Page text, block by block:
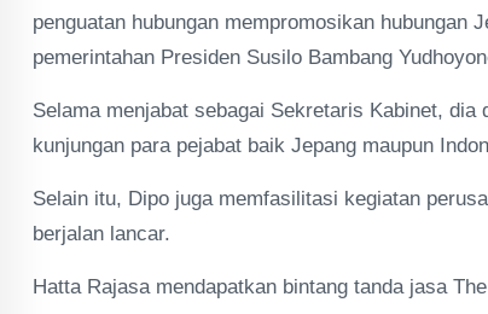
penguatan hubungan mempromosikan hubungan
pemerintahan Presiden Susilo Bambang
Selama menjabat sebagai Sekretaris Kabinet,
kunjungan para pejabat baik Jepang maupun
Selain itu, Dipo juga memfasilitasi kegiatan
berjalan lancar.
Hatta Rajasa mendapatkan bintang tanda jasa